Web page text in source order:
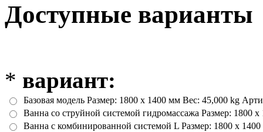
Доступные варианты
* вариант:
Базовая модель Размер: 1800 x 1400 мм Вес: 45,000 kg
Ванна со струйной системой гидромассажа Размер: 1800
Ванна с комбинированной системой L Размер: 1800 x